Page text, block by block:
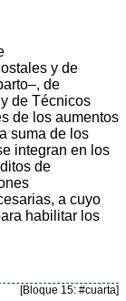
y de
de
de Técnicos
de los aumentos
suma de los
integran en los
de
a cuyo
habilitar los
[Bloque 15: #cuarta]